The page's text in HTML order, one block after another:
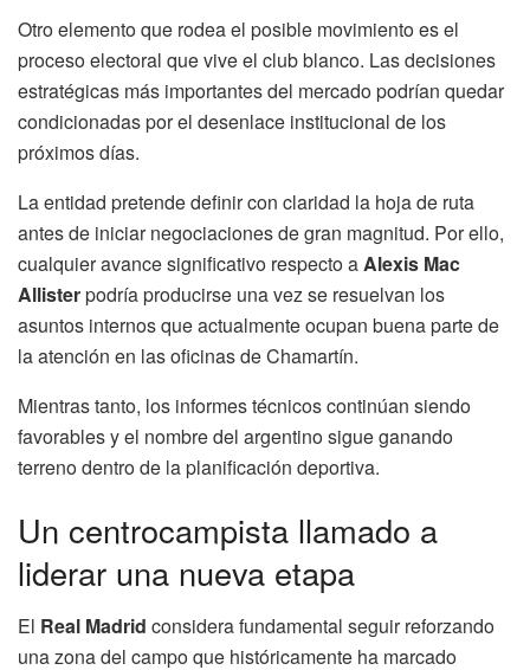
Otro elemento que rodea el posible movimiento es el
proceso electoral que vive el club blanco. Las decisiones
estratégicas más importantes del mercado podrían quedar
condicionadas por el desenlace institucional de los
próximos días.
La entidad pretende definir con claridad la hoja de ruta
antes de iniciar negociaciones de gran magnitud. Por ello,
cualquier avance significativo respecto a Alexis Mac
Allisterpodría producirse una vez se resuelvan los
asuntos internos que actualmente ocupan buena parte de
la atención en las oficinas de Chamartín.
Mientras tanto, los informes técnicos continúan siendo
favorables y el nombre del argentino sigue ganando
terreno dentro de la planificación deportiva.
Un centrocampista llamado a
liderar una nueva etapa
El Real Madrid considera fundamental seguir reforzando
una zona del campo que históricamente ha marcado